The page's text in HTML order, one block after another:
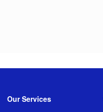
Our Services